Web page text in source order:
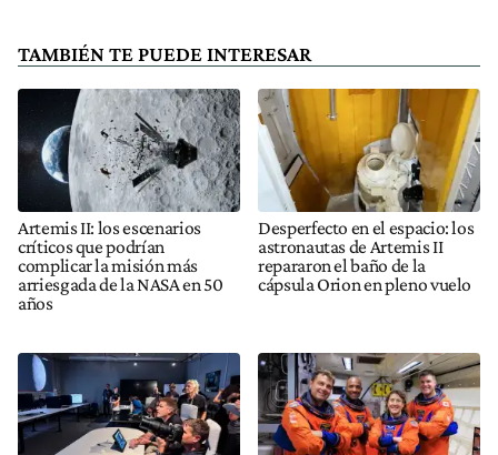
TAMBIÉN TE PUEDE INTERESAR
Artemis II: los escenarios
críticos que podrían
complicar la misión más
arriesgada de la NASA en 50
años
Desperfecto en el espacio: los
astronautas de Artemis II
repararon el baño de la
cápsula Orion en pleno vuelo